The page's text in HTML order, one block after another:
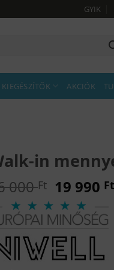
GYIK
KIEGÉSZÍTŐK AKCIÓK
in
000Ft Original
price
was:
26
000 Ft.
19 990 Ft